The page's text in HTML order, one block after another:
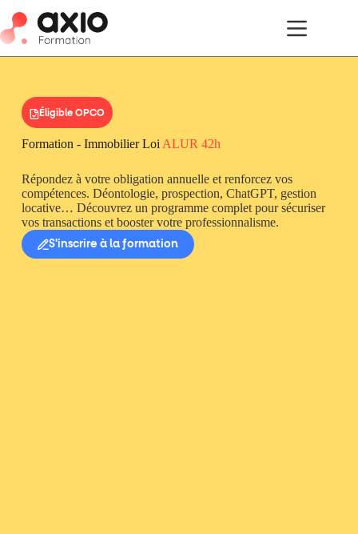
Éligible OPCO
Formation - Immobilier Loi ALUR 42h
Répondez à votre obligation annuelle et renforcez vos
compétences. Déontologie, prospection, ChatGPT, gestion
locative… Découvrez un programme complet pour sécuriser
vos transactions et booster votre professionnalisme.
S'inscrire à la formation